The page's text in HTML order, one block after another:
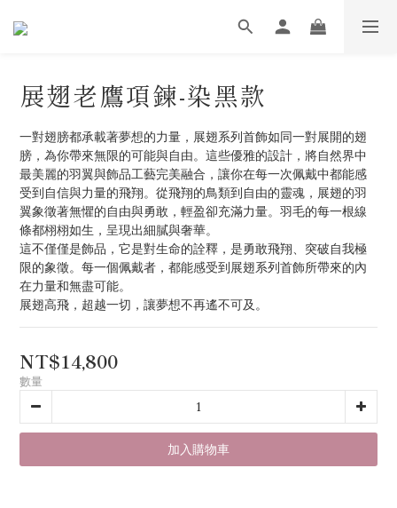
展翅老鷹項鍊-染黑款
一對翅膀都承載著夢想的力量，展翅系列首飾如同一對展開的翅
膀，為你帶來無限的可能與自由。這些優雅的設計，將自然界中
最美麗的羽翼與飾品工藝完美融合，讓你在每一次佩戴中都能感
受到自信與力量的飛翔。從飛翔的鳥類到自由的靈魂，展翅的羽
翼象徵著無懼的自由與勇敢，輕盈卻充滿力量。羽毛的每一根線
條都栩栩如生，呈現出細膩與奢華。
這不僅僅是飾品，它是對生命的詮釋，是勇敢飛翔、突破自我極
限的象徵。每一個佩戴者，都能感受到展翅系列首飾所帶來的內
在力量和無盡可能。
展翅高飛，超越一切，讓夢想不再遙不可及。
NT$14,800
數量
加入購物車